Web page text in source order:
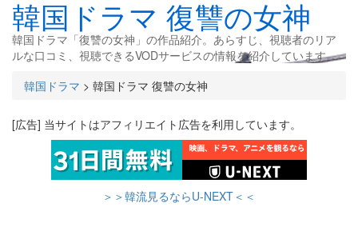
韓国ドラマ 復讐の女神
韓国ドラマ「復讐の女神」の作品紹介。あらすじ、視聴者のリア
ルな口コミ、視聴できるVODサービスの情報を紹介しています。
韓国ドラマ > 韓国ドラマ 復讐の女神
[広告] 当サイトはアフィリエイト広告を利用しています。
＞＞韓流見るならU-NEXT＜＜